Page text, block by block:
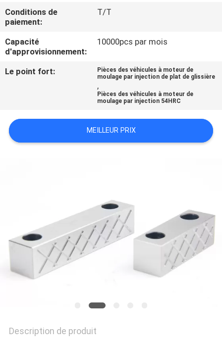
CONTACTEZ-
NOUS
DEMANDEZ
UNE
PLAN
DU
Conditions de
paiement:
T/T
Capacité
d'approvisionnement:
10000pcs par mois
Le point fort:
Pièces des véhicules à moteur de
moulage par injection de plat de glissière
,
Pièces des véhicules à moteur de
moulage par injection 54HRC
MEILLEUR PRIX
Description de produit